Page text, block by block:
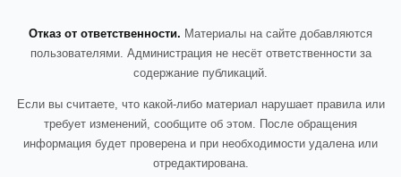
Отказ от ответственности. Материалы на сайте добавляются
пользователями. Администрация не несёт ответственности за
содержание публикаций.
Если вы считаете, что какой-либо материал нарушает правила или
требует изменений, сообщите об этом. После обращения
информация будет проверена и при необходимости удалена или
отредактирована.